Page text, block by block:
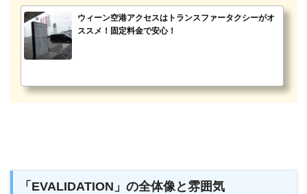
ウィーン空港アクセスはトランスファータクシーがオ
ススメ！固定料金で安心！
「EVALIDATION」の全体像と雰囲気